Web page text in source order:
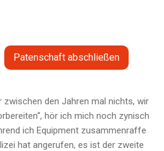
Patenschaft abschließen
zwischen den Jahren mal nichts, wir
hör ich mich noch zynisch
ich Equipment zusammenraffe
hat angerufen, es ist der zweite